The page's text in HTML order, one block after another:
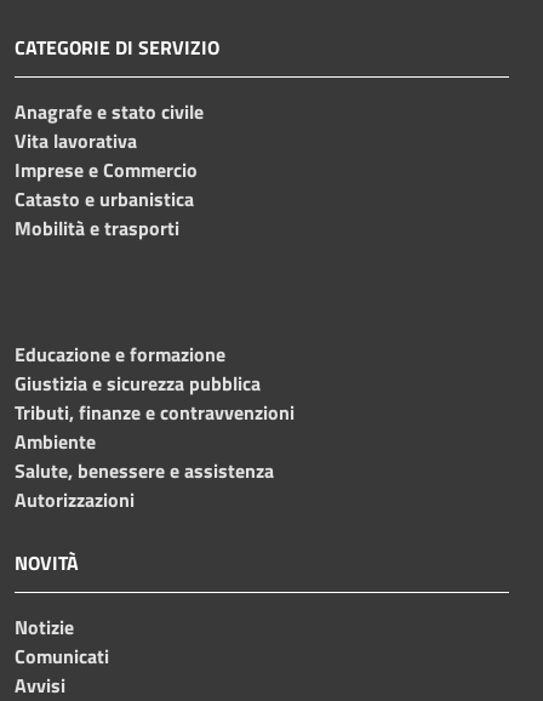
CATEGORIE DI SERVIZIO
Anagrafe e stato civile
Vita lavorativa
Imprese e Commercio
Catasto e urbanistica
Mobilità e trasporti
Educazione e formazione
Giustizia e sicurezza pubblica
Tributi, finanze e contravvenzioni
Ambiente
Salute, benessere e assistenza
Autorizzazioni
NOVITÀ
Notizie
Comunicati
Avvisi